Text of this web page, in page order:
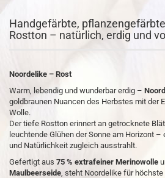
Handgefärbte,
Rostton – natürlich, erdig und
Noordelike – Rost
Warm, lebendig und wunderbar erdig –
goldbraunen Nuancen des Herbstes mit der
Wolle.
Der tiefe Rostton erinnert an getrocknete
leuchtende Glühen der Sonne am Horizont –
und Natürlichkeit zugleich ausstrahlt.
Gefertigt aus 75 % extrafeiner Merinowolle
Maulbeerseide, steht Noordelike für